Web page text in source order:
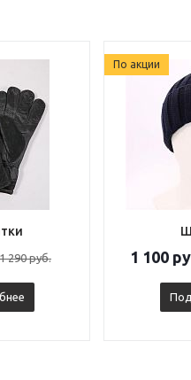
1 290 руб.
По акции
1 100